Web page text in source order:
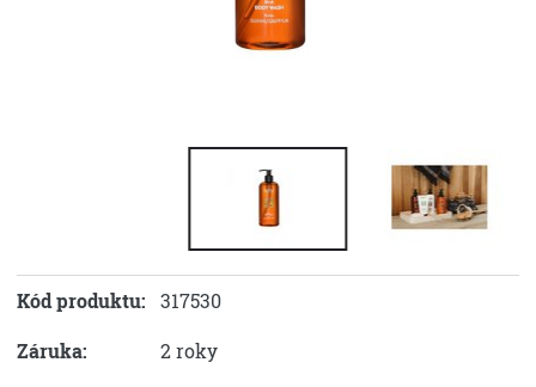
Kód produktu: 317530
Záruka:
2 roky